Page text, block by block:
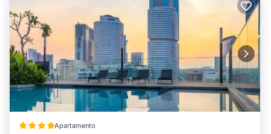
Apartamento